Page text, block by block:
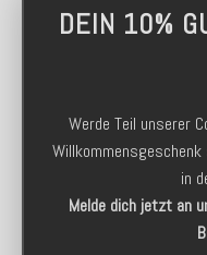
DEIN 10%
Werde Teil unserer
in
Melde dich jetzt an